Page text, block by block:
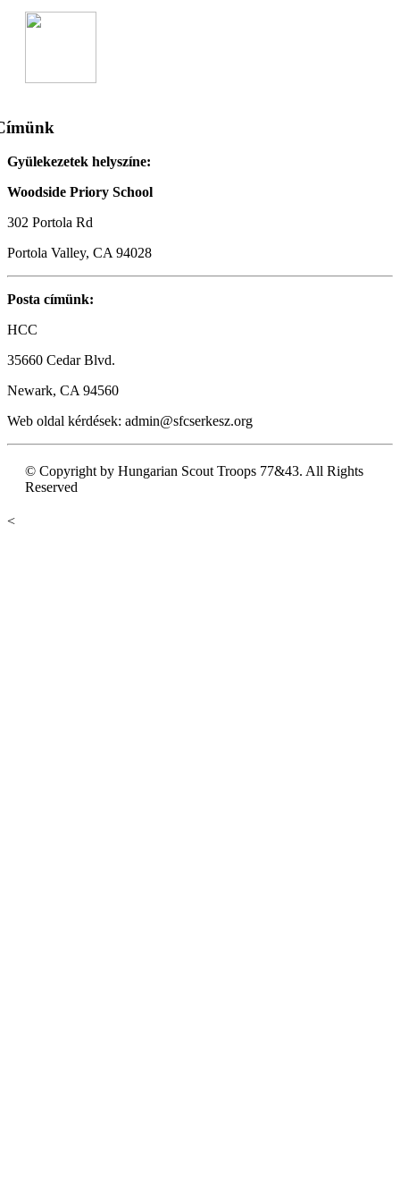
Gyülekezetek helyszíne:
Woodside Priory School
302 Portola Rd
Portola Valley, CA 94028
Posta címünk:
HCC
35660 Cedar Blvd.
Newark, CA 94560
Web oldal kérdések: admin@sfcserkesz.org
© Copyright by Hungarian Scout Troops 77&43. All Rights
Reserved
<